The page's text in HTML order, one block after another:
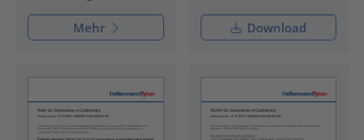
Mehr Download